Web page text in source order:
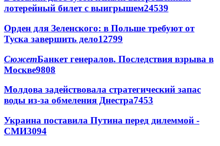
лотерейный билет с выигрышем24539
Орден для Зеленского: в Польше требуют от
Туска завершить дело12799
СюжетБанкет генералов. Последствия взрыва в
Москве9808
Молдова задействовала стратегический запас
воды из-за обмеления Днестра7453
Украина поставила Путина перед дилеммой -
СМИ3094